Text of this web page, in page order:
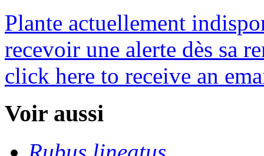
Plante actuellement
recevoir une alerte dès sa
click here to receive an
Voir aussi